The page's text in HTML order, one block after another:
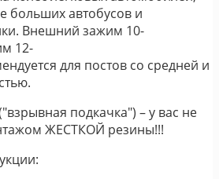
больших автобусов и
Внешний зажим 10-
12-
для постов со средней и
подкачка") – у вас не
ЖЕСТКОЙ резины!!!